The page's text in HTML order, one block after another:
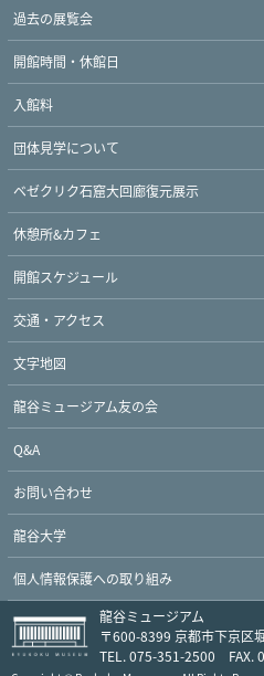
過去の展覧会
開館時間・休館日
入館料
団体見学について
ベゼクリク石窟大回廊復元展示
休憩所&カフェ
開館スケジュール
交通・アクセス
文字地図
龍谷ミュージアム友の会
Q&A
お問い合わせ
龍谷大学
個人情報保護への取り組み
龍谷ミュージアム
〒600-8399 京都市下京区
TEL. 075-351-2500 FAX.